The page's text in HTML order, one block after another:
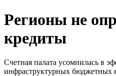
Регионы не
кредиты
Счетная палата усомнилась в
инфраструктурных бюджетных